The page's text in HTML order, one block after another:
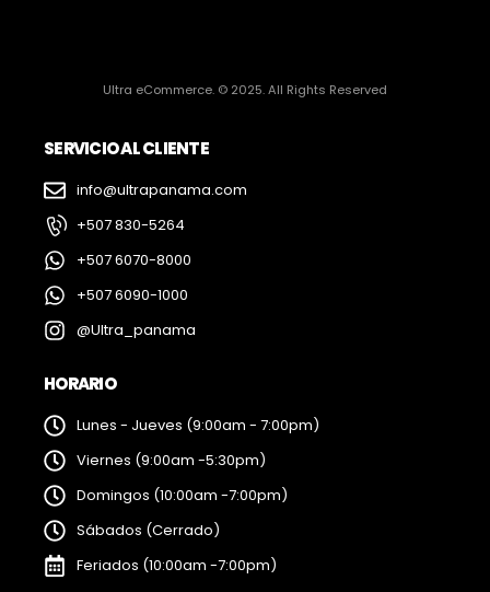
Ultra eCommerce. © 2025. All Rights Reserved
SERVICIO AL CLIENTE
info@ultrapanama.com
+507 830-5264
+507 6070-8000
+507 6090-1000
@Ultra_panama
HORARIO
Lunes - Jueves (9:00am - 7:00pm)
Viernes (9:00am -5:30pm)
Domingos (10:00am -7:00pm)
Sábados (Cerrado)
Feriados (10:00am -7:00pm)